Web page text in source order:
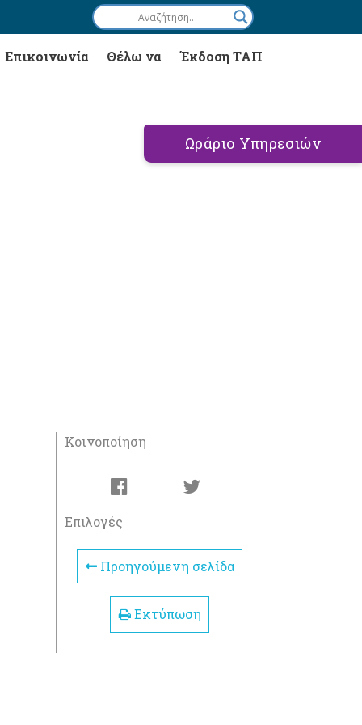
Επικοινωνία Θέλω να Έκδοση ΤΑΠ
Ωράριο Υπηρεσιών
Κοινοποίηση
Επιλογές
Προηγούμενη σελίδα
Εκτύπωση